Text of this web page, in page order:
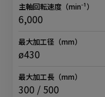
主軸回転速度 （min⁻¹）
6,000
最大加工径 （mm）
ø430
最大加工長 （mm）
300 / 500